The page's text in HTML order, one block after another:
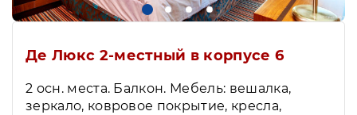
Де Люкс 2-местный в корпусе 6
2 осн. места. Балкон. Мебель: вешалка,
зеркало, ковровое покрытие, кресла,